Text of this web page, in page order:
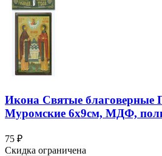
Икона Святые благоверные
Муромские 6х9см, МДФ,
75 ₽
Скидка ограничена